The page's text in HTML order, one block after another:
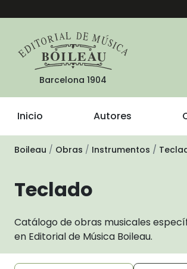
Barcelona 1904
Inicio Autores
Boileau Obras Instrumentos
Teclado
Catálogo de obras musicales
en Editorial de Música Boileau.